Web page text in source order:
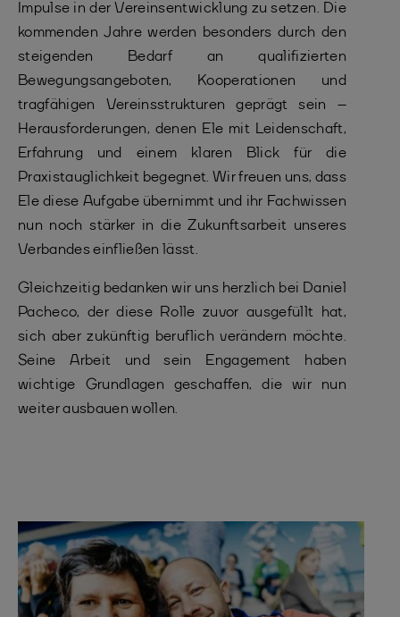
Impulse in der Vereinsentwicklung zu setzen. Die
kommenden Jahre werden besonders durch den
steigenden Bedarf an qualifizierten
Bewegungsangeboten, Kooperationen und
tragfähigen Vereinsstrukturen geprägt sein –
Herausforderungen, denen Ele mit Leidenschaft,
Erfahrung und einem klaren Blick für die
Praxistauglichkeit begegnet. Wir freuen uns, dass
Ele diese Aufgabe übernimmt und ihr Fachwissen
nun noch stärker in die Zukunftsarbeit unseres
Verbandes einfließen lässt.
Gleichzeitig bedanken wir uns herzlich bei Daniel
Pacheco, der diese Rolle zuvor ausgefüllt hat,
sich aber zukünftig beruflich verändern möchte.
Seine Arbeit und sein Engagement haben
wichtige Grundlagen geschaffen, die wir nun
weiter ausbauen wollen.